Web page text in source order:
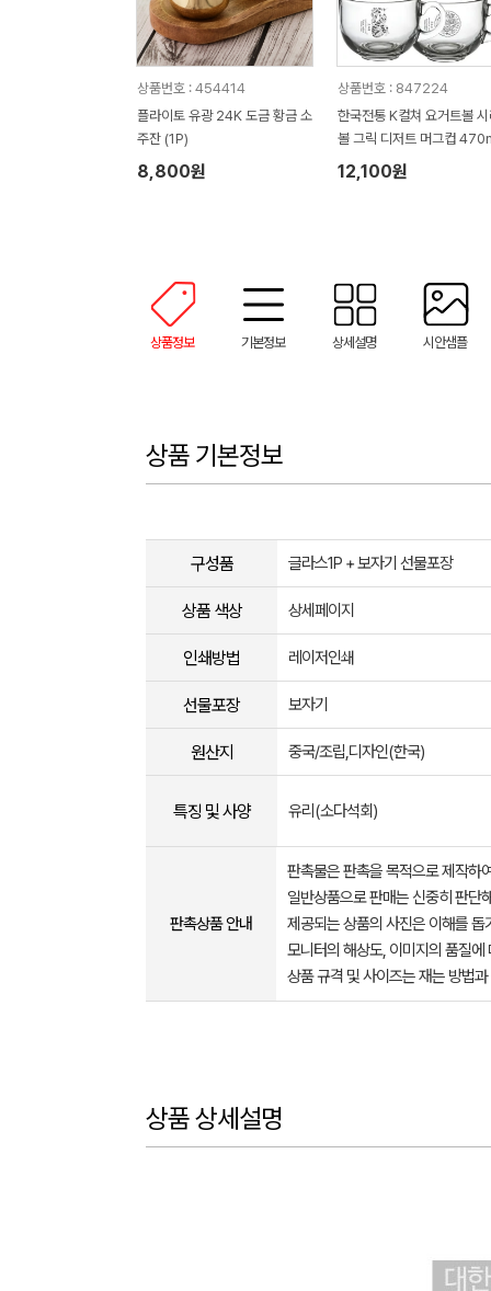
상품번호 : 454414
플라이토 유광 24K 도금 황금 소
주잔 (1P)
8,800원
상품번호 : 847224
한국전통 K컬쳐 요거트볼
볼 그릭 디저트 머그컵
P 기프팅
12,100원
상품정보 기본정보 상세설명 시안샘플
상품 기본정보
구성품 글라스1P + 보자기 선물포장
상품 색상 상세페이지
인쇄방법 레이저인쇄
선물포장 보자기
원산지 중국/조립,디자인(한국)
특징 및 사양 유리(소다석회)
판촉상품 안내
판촉물은 판촉을 목적으로 제작하
일반상품으로 판매는 신중히 판단
제공되는 상품의 사진은 이해를
모니터의 해상도, 이미지의 품질
상품 규격 및 사이즈는 재는 방법
상품 상세설명